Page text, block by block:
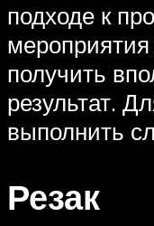
подходе к
мероприятия
получить
результат.
выполнить
Резак